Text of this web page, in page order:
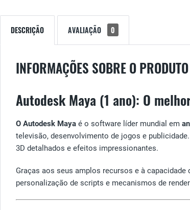
DESCRIÇÃO AVALIAÇÃO 0
INFORMAÇÕES SOBRE O
Autodesk Maya (1 ano): O
O Autodesk Maya é o software líder mundial em
televisão, desenvolvimento de jogos e
3D detalhados e efeitos impressionantes.
Graças aos seus amplos recursos e à
personalização de scripts e mecanismos de